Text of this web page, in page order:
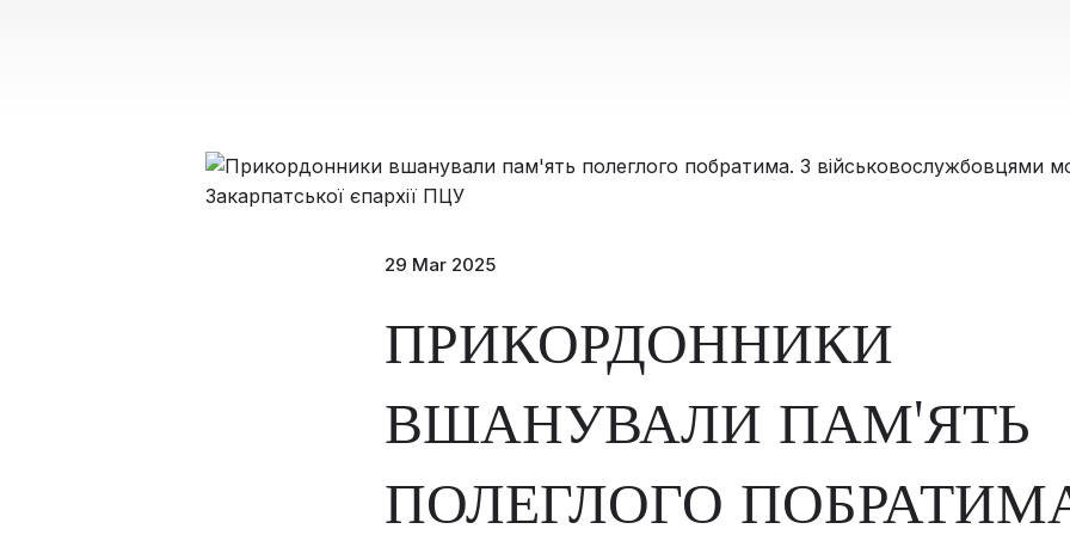
29 Mar 2025
ПРИКОРДОННИКИ
ВШАНУВАЛИ ПАМ'ЯТЬ
ПОЛЕГЛОГО